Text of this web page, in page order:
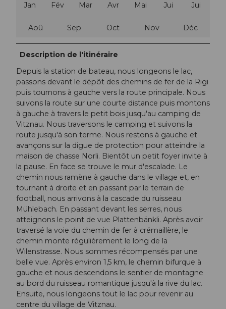
Jan Fév Mar Avr Mai Jui Jui
Aoû Sep Oct Nov Déc
Description de l'itinéraire
Depuis la station de bateau, nous longeons le lac,
passons devant le dépôt des chemins de fer de la Rigi
puis tournons à gauche vers la route principale. Nous
suivons la route sur une courte distance puis montons
à gauche à travers le petit bois jusqu'au camping de
Vitznau. Nous traversons le camping et suivons la
route jusqu'à son terme. Nous restons à gauche et
avançons sur la digue de protection pour atteindre la
maison de chasse Norli. Bientôt un petit foyer invite à
la pause. En face se trouve le mur d'escalade. Le
chemin nous ramène à gauche dans le village et, en
tournant à droite et en passant par le terrain de
football, nous arrivons à la cascade du ruisseau
Mühlebach. En passant devant les serres, nous
atteignons le point de vue Plattenbänkli. Après avoir
traversé la voie du chemin de fer à crémaillère, le
chemin monte régulièrement le long de la
Wilenstrasse. Nous sommes récompensés par une
belle vue. Après environ 1,5 km, le chemin bifurque à
gauche et nous descendons le sentier de montagne
au bord du ruisseau romantique jusqu'à la rive du lac.
Ensuite, nous longeons tout le lac pour revenir au
centre du village de Vitznau.